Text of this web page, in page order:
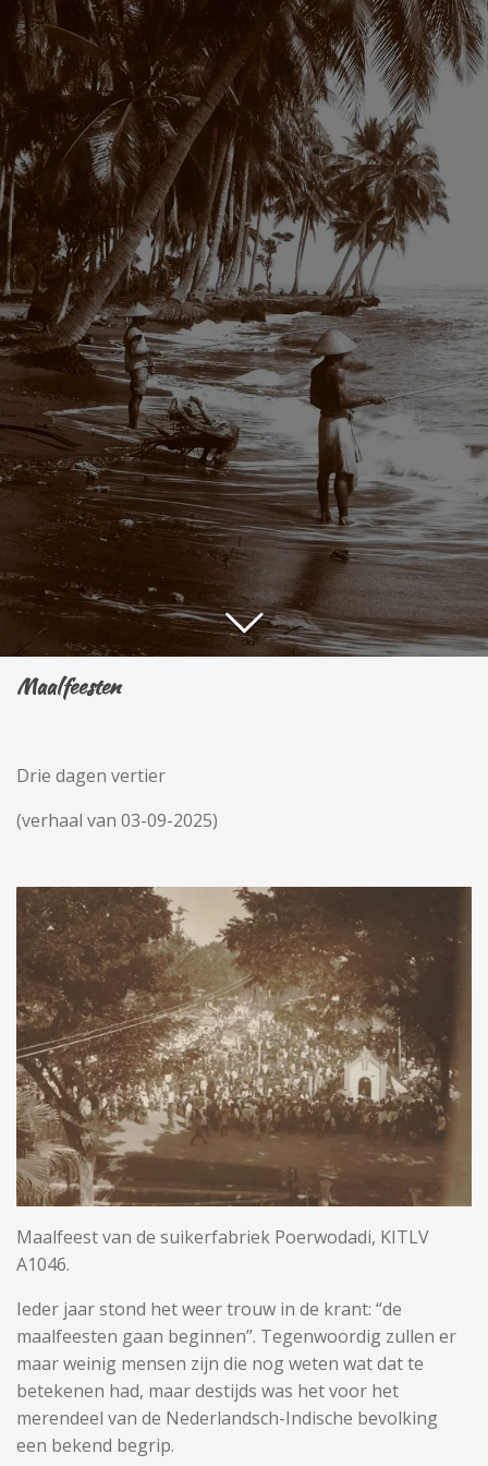
Maalfeesten
Drie dagen vertier
(verhaal van 03-09-2025)
Maalfeest van de suikerfabriek Poerwodadi, KITLV
A1046.
Ieder jaar stond het weer trouw in de krant: “de
maalfeesten gaan beginnen”. Tegenwoordig zullen er
maar weinig mensen zijn die nog weten wat dat te
betekenen had, maar destijds was het voor het
merendeel van de Nederlandsch-Indische bevolking
een bekend begrip.